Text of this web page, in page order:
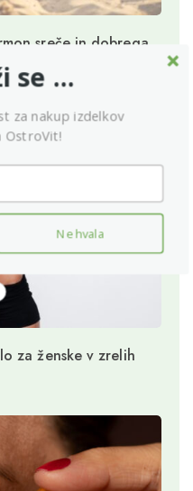
sreče in dobrega
za ženske v zrelih
se ...
za nakup izdelkov
OstroVit!
Ne hvala